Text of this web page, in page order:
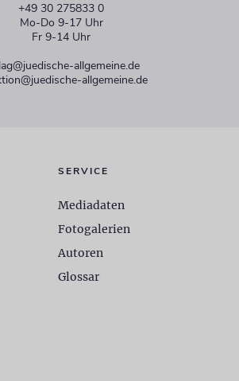
+49 30 275833 0
Mo-Do 9-17 Uhr
Fr 9-14 Uhr
allgemeine.de
allgemeine.de
SERVICE
Mediadaten
Fotogalerien
Autoren
Glossar